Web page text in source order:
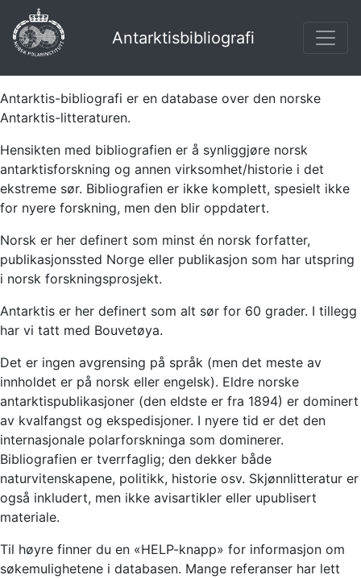
Antarktisbibliografi
Antarktis-bibliografi er en database over den norske
Antarktis-litteraturen.
Hensikten med bibliografien er å synliggjøre norsk
antarktisforskning og annen virksomhet/historie i det
ekstreme sør. Bibliografien er ikke komplett, spesielt ikke
for nyere forskning, men den blir oppdatert.
Norsk er her definert som minst én norsk forfatter,
publikasjonssted Norge eller publikasjon som har utspring
i norsk forskningsprosjekt.
Antarktis er her definert som alt sør for 60 grader. I tillegg
har vi tatt med Bouvetøya.
Det er ingen avgrensing på språk (men det meste av
innholdet er på norsk eller engelsk). Eldre norske
antarktispublikasjoner (den eldste er fra 1894) er dominert
av kvalfangst og ekspedisjoner. I nyere tid er det den
internasjonale polarforskninga som dominerer.
Bibliografien er tverrfaglig; den dekker både
naturvitenskapene, politikk, historie osv. Skjønnlitteratur er
også inkludert, men ikke avisartikler eller upublisert
materiale.
Til høyre finner du en «HELP-knapp» for informasjon om
søkemulighetene i databasen. Mange referanser har lett